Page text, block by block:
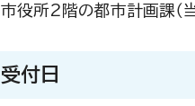
市役所2階の都市計画課（
受付日